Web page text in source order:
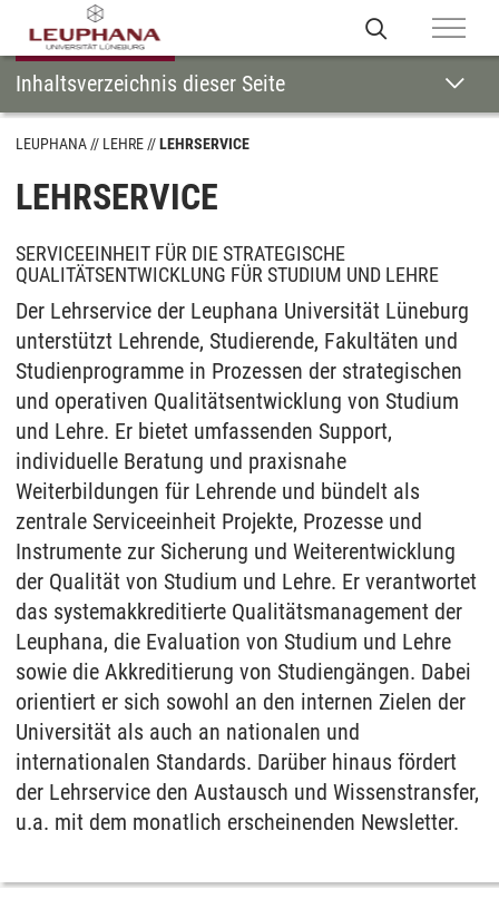
LEUPHANA LEHRE LEHRSERVICE
LEHRSERVICE
SERVICEEINHEIT FÜR DIE STRATEGISCHE
QUALITÄTSENTWICKLUNG FÜR STUDIUM UND LEHRE
Der Lehrservice der Leuphana Universität Lüneburg
unterstützt Lehrende, Studierende, Fakultäten und
Studienprogramme in Prozessen der strategischen
und operativen Qualitätsentwicklung von Studium
und Lehre. Er bietet umfassenden Support,
individuelle Beratung und praxisnahe
Weiterbildungen für Lehrende und bündelt als
zentrale Serviceeinheit Projekte, Prozesse und
Instrumente zur Sicherung und Weiterentwicklung
der Qualität von Studium und Lehre. Er verantwortet
das systemakkreditierte Qualitätsmanagement der
Leuphana, die Evaluation von Studium und Lehre
sowie die Akkreditierung von Studiengängen. Dabei
orientiert er sich sowohl an den internen Zielen der
Universität als auch an nationalen und
internationalen Standards. Darüber hinaus fördert
der Lehrservice den Austausch und Wissenstransfer,
u.a. mit dem monatlich erscheinenden Newsletter.
Inhaltsverzeichnis dieser Seite